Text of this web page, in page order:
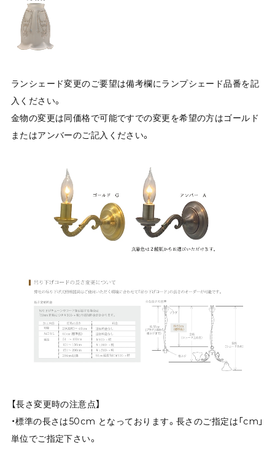
ランシェード変更のご要望は備考欄にランプシェード品番を記
入ください。
金物の変更は同価格で可能ですでの変更を希望の方はゴールド
またはアンバーのご記入ください。
【長さ変更時の注意点】
・標準の長さは50cm となっております。長さのご指定は「cm」
単位でご指定下さい。